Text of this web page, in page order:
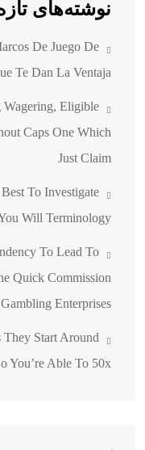
نوشته‌های
De Juego De
Te Dan La Ventaja
Eligible
Caps One Which
Just Claim
To Investigate
Will Terminology
To Lead To
Quick Commission
Gambling Enterprises
Start Around
You’re Able To 50x